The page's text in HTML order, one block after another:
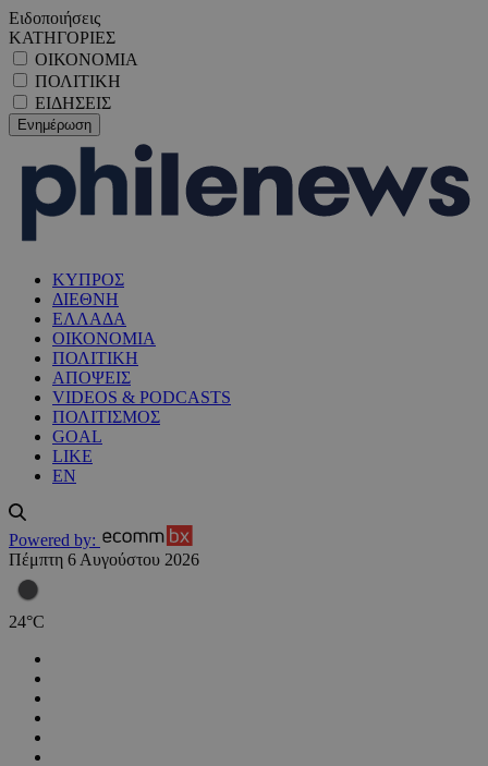
Ειδοποιήσεις
ΚΑΤΗΓΟΡΙΕΣ
ΟΙΚΟΝΟΜΙΑ
ΠΟΛΙΤΙΚΗ
ΕΙΔΗΣΕΙΣ
ΚΥΠΡΟΣ
ΔΙΕΘΝΗ
ΕΛΛΑΔΑ
ΟΙΚΟΝΟΜΙΑ
ΠΟΛΙΤΙΚΗ
ΑΠΟΨΕΙΣ
VIDEOS & PODCASTS
ΠΟΛΙΤΙΣΜΟΣ
GOAL
LIKE
EN
Powered by:
Πέμπτη 6 Αυγούστου 2026
24°C